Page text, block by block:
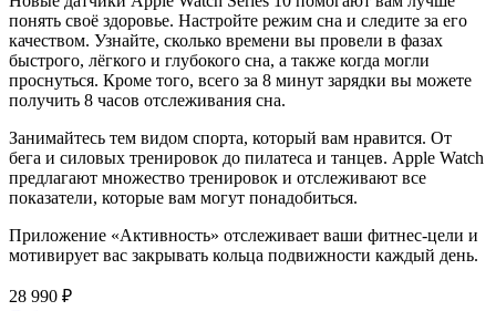
понять своё здоровье. Настройте режим сна и следите за его
качеством. Узнайте, сколько времени вы провели в фазах
быстрого, лёгкого и глубокого сна, а также когда могли
проснуться. Кроме того, всего за 8 минут зарядки вы можете
получить 8 часов отслеживания сна.
Занимайтесь тем видом спорта, который вам нравится. От
бега и силовых тренировок до пилатеса и танцев. Apple Watch
предлагают множество тренировок и отслеживают все
показатели, которые вам могут понадобиться.
Приложение «Активность» отслеживает ваши фитнес-цели и
мотивирует вас закрывать кольца подвижности каждый день.
28 990 ₽